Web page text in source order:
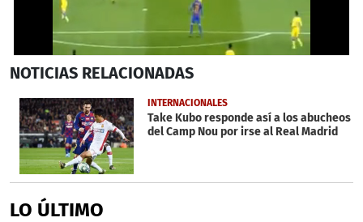
seconds
29
seconds
NOTICIAS RELACIONADAS
INTERNACIONALES
Take Kubo responde así a los abucheos
del Camp Nou por irse al Real Madrid
LO ÚLTIMO